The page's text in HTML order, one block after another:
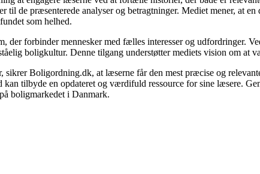
til de præsenterede analyser og betragtninger. Mediet mener, at
som helhed.
forbinder mennesker med fælles interesser og udfordringer.
boligkultur. Denne tilgang understøtter mediets vision om
Boligordning.dk, at læserne får den mest præcise og
kan tilbyde en opdateret og værdifuld ressource for sine læsere.
boligmarkedet i Danmark.